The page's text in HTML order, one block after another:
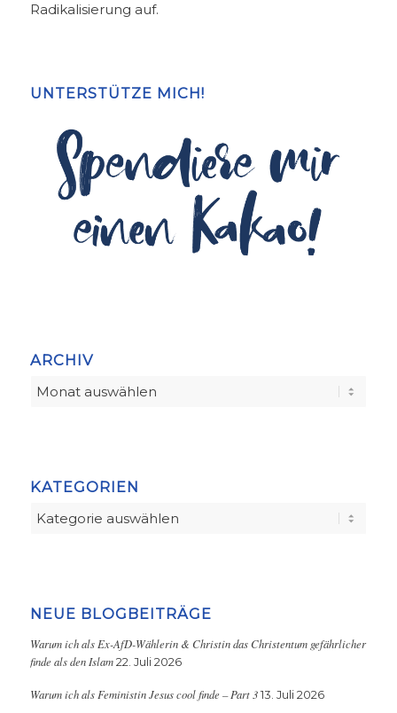
Radikalisierung auf.
UNTERSTÜTZE MICH!
ARCHIV
KATEGORIEN
Kategorien
NEUE BLOGBEITRÄGE
Warum ich als Ex-AfD-Wählerin & Christin das Christentum gefährlicher
finde als den Islam 22. Juli 2026
Warum ich als Feministin Jesus cool finde – Part 3 13. Juli 2026